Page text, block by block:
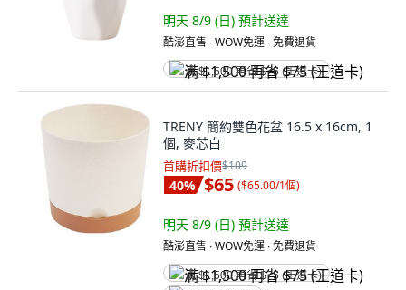
明天 8/9 (日) 預計送達
酷澎直售 ∙ WOW免運 ∙ 免費退貨
满 $1,500 再省 $75 (王道卡)
TRENY 簡約雙色花盆 16.5 x 16cm, 1
個, 麥芯白
首購折扣價$109
40% $65 ($65.00/1個)
明天 8/9 (日) 預計送達
酷澎直售 ∙ WOW免運 ∙ 免費退貨
满 $1,500 再省 $75 (王道卡)